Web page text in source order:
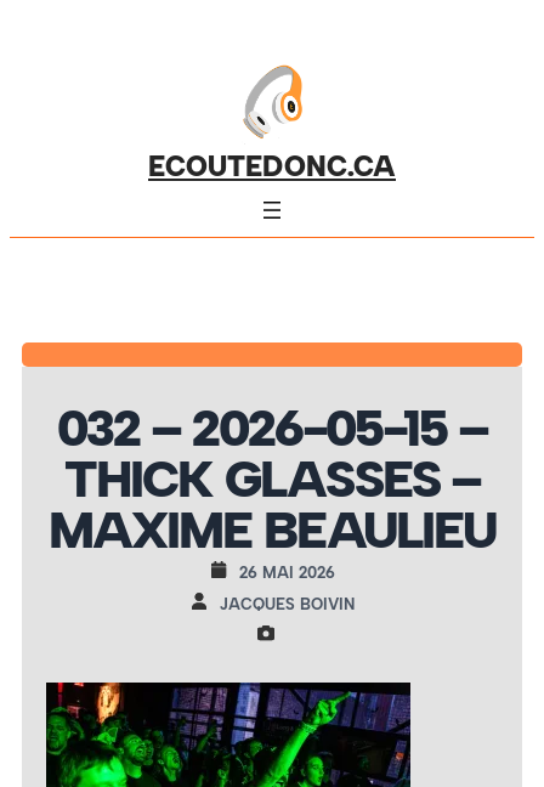
ECOUTEDONC.CA
032 – 2026-05-15 –
THICK GLASSES –
MAXIME BEAULIEU
26 MAI 2026
JACQUES BOIVIN